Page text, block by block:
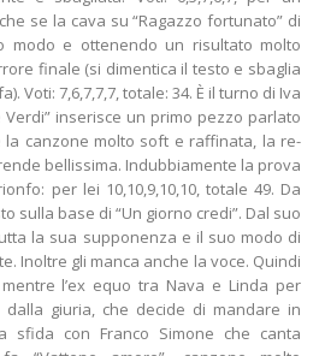
se la cava su “Ragazzo fortunato” di
modo e ottenendo un risultato molto
finale (si dimentica il testo e sbaglia
Voti: 7,6,7,7,7, totale: 34. È il turno di Iva
Verdi” inserisce un primo pezzo parlato
la canzone molto soft e raffinata, la re-
bellissima. Indubbiamente la prova
per lei 10,10,9,10,10, totale 49. Da
sulla base di “Un giorno credi”. Dal suo
la sua supponenza e il suo modo di
Inoltre gli manca anche la voce. Quindi
l’ex equo tra Nava e Linda per
dalla giuria, che decide di mandare in
sfida con Franco Simone che canta